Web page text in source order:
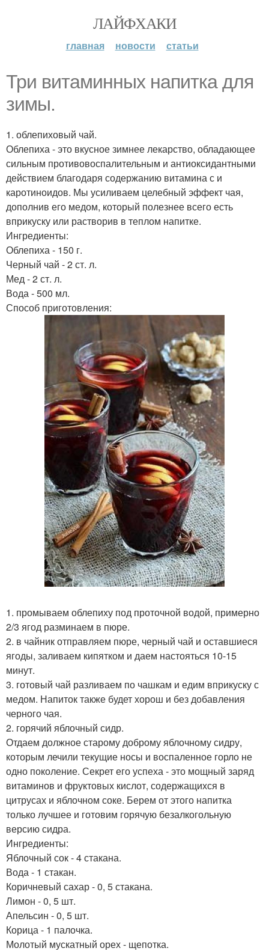
ЛАЙФХАКИ
главная новости статьи
Три витаминных напитка для
зимы.
1. облепиховый чай.
Облепиха - это вкусное зимнее лекарство, обладающее
сильным противовоспалительным и антиоксидантными
действием благодаря содержанию витамина с и
каротиноидов. Мы усиливаем целебный эффект чая,
дополнив его медом, который полезнее всего есть
вприкуску или растворив в теплом напитке.
Ингредиенты:
Облепиха - 150 г.
Черный чай - 2 ст. л.
Мед - 2 ст. л.
Вода - 500 мл.
Способ приготовления:
1. промываем облепиху под проточной водой, примерно
2/3 ягод разминаем в пюре.
2. в чайник отправляем пюре, черный чай и оставшиеся
ягоды, заливаем кипятком и даем настояться 10-15
минут.
3. готовый чай разливаем по чашкам и едим вприкуску с
медом. Напиток также будет хорош и без добавления
черного чая.
2. горячий яблочный сидр.
Отдаем должное старому доброму яблочному сидру,
которым лечили текущие носы и воспаленное горло не
одно поколение. Секрет его успеха - это мощный заряд
витаминов и фруктовых кислот, содержащихся в
цитрусах и яблочном соке. Берем от этого напитка
только лучшее и готовим горячую безалкогольную
версию сидра.
Ингредиенты:
Яблочный сок - 4 стакана.
Вода - 1 стакан.
Коричневый сахар - 0, 5 стакана.
Лимон - 0, 5 шт.
Апельсин - 0, 5 шт.
Корица - 1 палочка.
Молотый мускатный орех - щепотка.